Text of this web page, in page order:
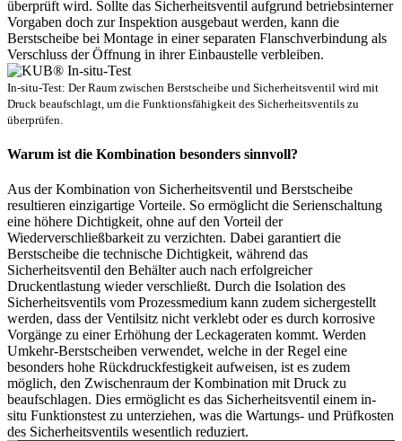
überprüft wird. Sollte das Sicherheitsventil aufgrund betriebsinterner
Vorgaben doch zur Inspektion ausgebaut werden, kann die
Berstscheibe bei Montage in einer separaten Flanschverbindung als
Verschluss der Öffnung in ihrer Einbaustelle verbleiben.
In-situ-Test: Der Raum zwischen Berstscheibe und Sicherheitsventil wird mit
Druck beaufschlagt, um die Funktionsfähigkeit des Sicherheitsventils zu
überprüfen.
Warum ist die Kombination besonders sinnvoll?
Aus der Kombination von Sicherheitsventil und Berstscheibe
resultieren einzigartige Vorteile. So ermöglicht die Serienschaltung
eine höhere Dichtigkeit, ohne auf den Vorteil der
Wiederverschließbarkeit zu verzichten. Dabei garantiert die
Berstscheibe die technische Dichtigkeit, während das
Sicherheitsventil den Behälter auch nach erfolgreicher
Druckentlastung wieder verschließt. Durch die Isolation des
Sicherheitsventils vom Prozessmedium kann zudem sichergestellt
werden, dass der Ventilsitz nicht verklebt oder es durch korrosive
Vorgänge zu einer Erhöhung der Leckageraten kommt. Werden
Umkehr-Berstscheiben verwendet, welche in der Regel eine
besonders hohe Rückdruckfestigkeit aufweisen, ist es zudem
möglich, den Zwischenraum der Kombination mit Druck zu
beaufschlagen. Dies ermöglicht es das Sicherheitsventil einem in-
situ Funktionstest zu unterziehen, was die Wartungs- und Prüfkosten
des Sicherheitsventils wesentlich reduziert.